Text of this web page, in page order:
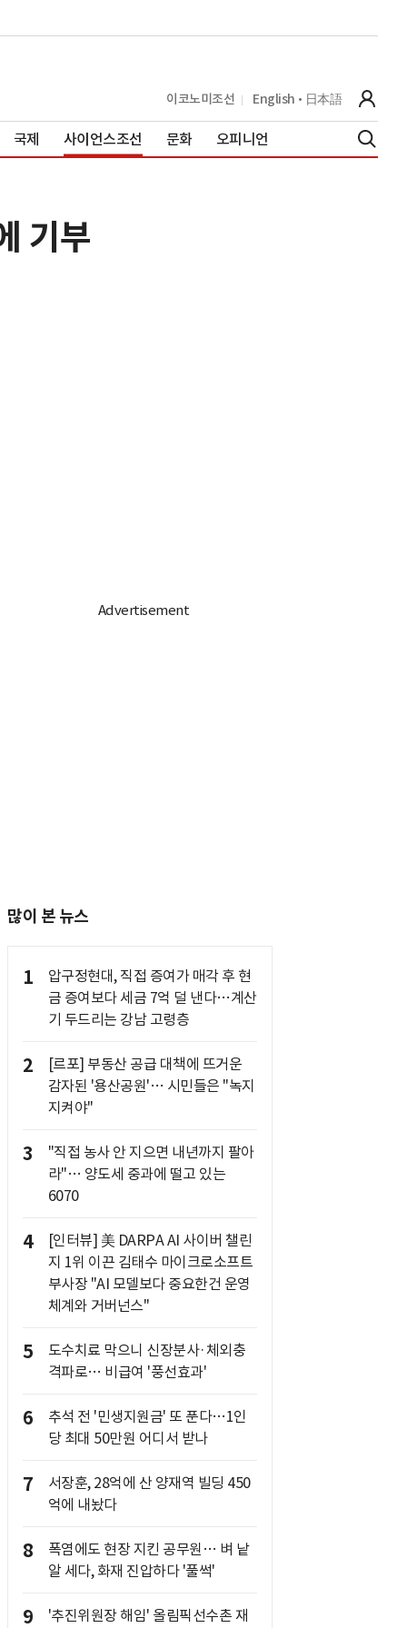
이코노미조선 English 日本語
국제 사이언스조선 문화 오피니언
기부
많이 본 뉴스
1
압구정현대, 직접 증여가 매각 후 현
금 증여보다 세금 7억 덜 낸다…계산
기 두드리는 강남 고령층
2
[르포] 부동산 공급 대책에 뜨거운
감자된 '용산공원'… 시민들은 "녹지
지켜야"
3
"직접 농사 안 지으면 내년까지 팔아
라"… 양도세 중과에 떨고 있는
6070
4
[인터뷰] 美 DARPA AI 사이버 챌린
지 1위 이끈 김태수 마이크로소프트
부사장 "AI 모델보다 중요한건 운영
체계와 거버넌스"
5
도수치료 막으니 신장분사·체외충
격파로… 비급여 '풍선효과'
6
추석 전 '민생지원금' 또 푼다…1인
당 최대 50만원 어디서 받나
7
서장훈, 28억에 산 양재역 빌딩 450
억에 내놨다
8
폭염에도 현장 지킨 공무원… 벼 낱
알 세다, 화재 진압하다 '풀썩'
9 '추진위원장 해임' 올림픽선수촌 재